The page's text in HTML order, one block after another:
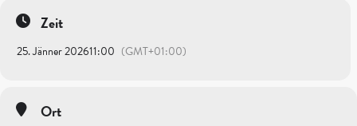
Zeit
25. Jänner 202611:00 (GMT+01:00)
Ort